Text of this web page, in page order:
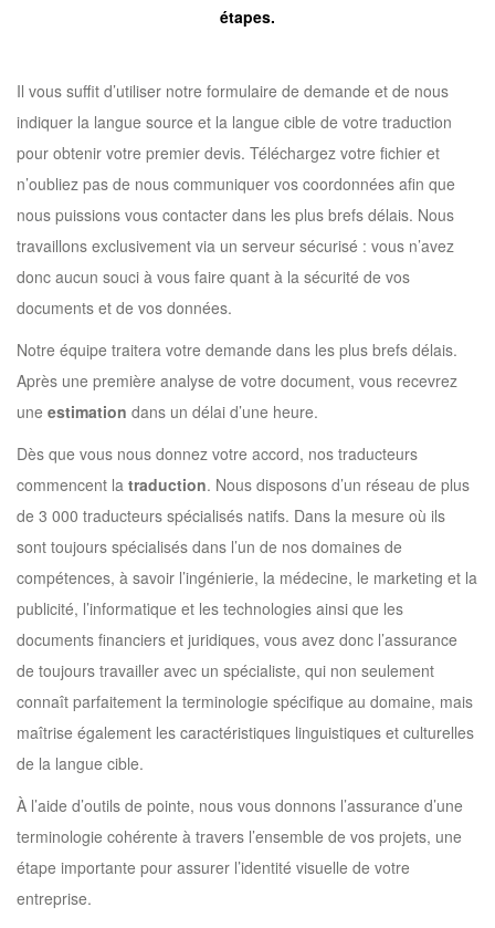
étapes.
Il vous suffit d’utiliser notre formulaire de demande et de nous
indiquer la langue source et la langue cible de votre traduction
pour obtenir votre premier devis. Téléchargez votre fichier et
n’oubliez pas de nous communiquer vos coordonnées afin que
nous puissions vous contacter dans les plus brefs délais. Nous
travaillons exclusivement via un serveur sécurisé : vous n’avez
donc aucun souci à vous faire quant à la sécurité de vos
documents et de vos données.
Notre équipe traitera votre demande dans les plus brefs délais.
Après une première analyse de votre document, vous recevrez
une estimation dans un délai d’une heure.
Dès que vous nous donnez votre accord, nos traducteurs
commencent la traduction. Nous disposons d’un réseau de plus
de 3 000 traducteurs spécialisés natifs. Dans la mesure où ils
sont toujours spécialisés dans l’un de nos domaines de
compétences, à savoir l’ingénierie, la médecine, le marketing et la
publicité, l’informatique et les technologies ainsi que les
documents financiers et juridiques, vous avez donc l’assurance
de toujours travailler avec un spécialiste, qui non seulement
connaît parfaitement la terminologie spécifique au domaine, mais
maîtrise également les caractéristiques linguistiques et culturelles
de la langue cible.
À l’aide d’outils de pointe, nous vous donnons l’assurance d’une
terminologie cohérente à travers l’ensemble de vos projets, une
étape importante pour assurer l’identité visuelle de votre
entreprise.